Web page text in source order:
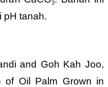
3
pH tanah.
and Goh Kah Joo,
of Oil Palm Grown in